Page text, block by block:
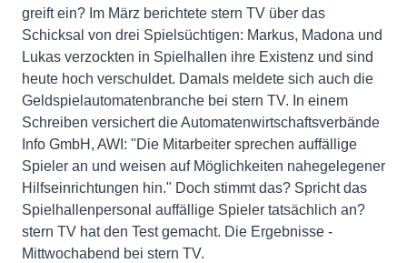
greift ein? Im März berichtete stern TV über das
Schicksal von drei Spielsüchtigen: Markus, Madona und
Lukas verzockten in Spielhallen ihre Existenz und sind
heute hoch verschuldet. Damals meldete sich auch die
Geldspielautomatenbranche bei stern TV. In einem
Schreiben versichert die Automatenwirtschaftsverbände
Info GmbH, AWI: "Die Mitarbeiter sprechen auffällige
Spieler an und weisen auf Möglichkeiten nahegelegener
Hilfseinrichtungen hin." Doch stimmt das? Spricht das
Spielhallenpersonal auffällige Spieler tatsächlich an?
stern TV hat den Test gemacht. Die Ergebnisse -
Mittwochabend bei stern TV.